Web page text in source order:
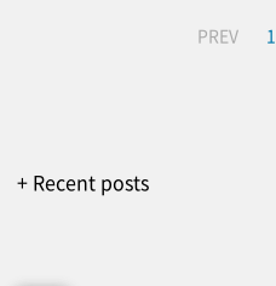
PREV 1
+ Recent posts